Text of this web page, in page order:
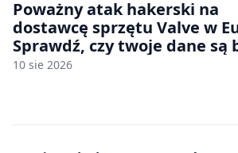
Poważny atak hakerski na
dostawcę sprzętu Valve w
Sprawdź, czy twoje dane są
10 sie 2026